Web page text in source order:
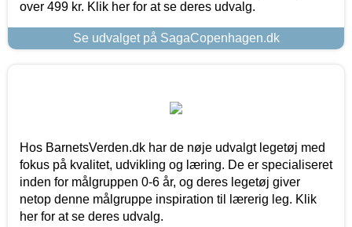
over 499 kr. Klik her for at se deres udvalg.
Se udvalget på SagaCopenhagen.dk
Hos BarnetsVerden.dk har de nøje udvalgt legetøj med
fokus på kvalitet, udvikling og læring. De er specialiseret
inden for målgruppen 0-6 år, og deres legetøj giver
netop denne målgruppe inspiration til lærerig leg. Klik
her for at se deres udvalg.